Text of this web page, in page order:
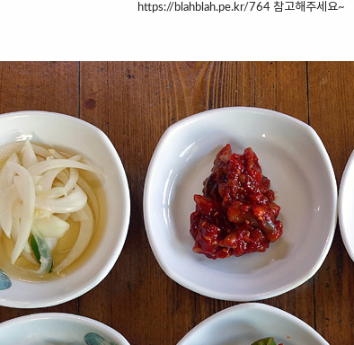
https://blahblah.pe.kr/764참고해주세요~